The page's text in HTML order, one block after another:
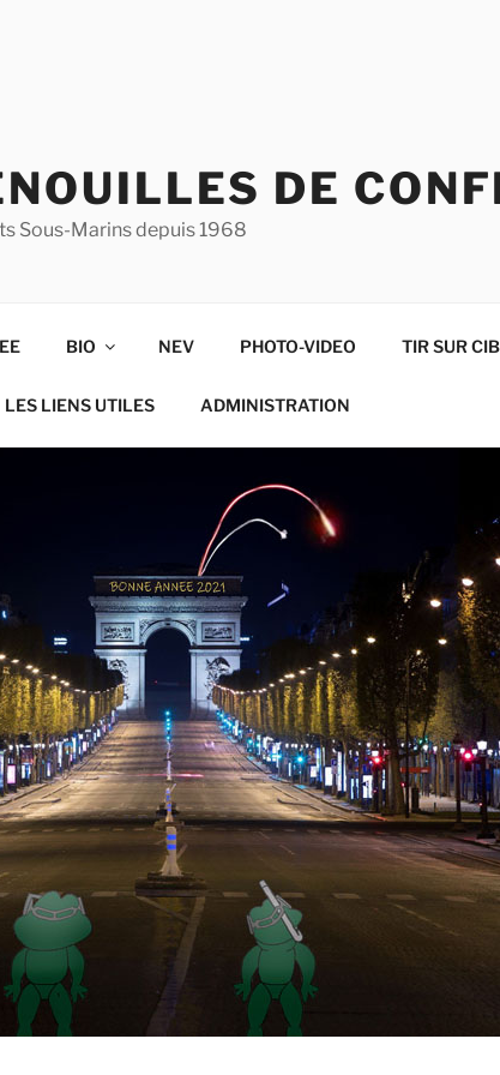
DE
Sous-Marins depuis 1968
BIO NEV PHOTO-VIDEO TIR SUR
LES LIENS UTILES ADMINISTRATION